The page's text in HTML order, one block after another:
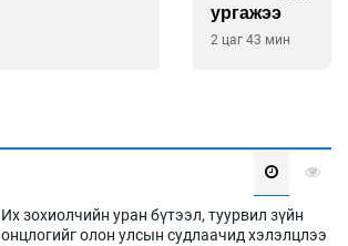
Их зохиолчийн уран бүтээл, туурвил зүйн
онцлогийг олон улсын судлаачид хэлэлцлээ